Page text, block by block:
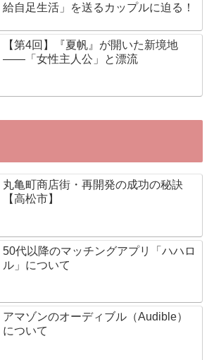
給自足生活」を送るカップルに迫る！
【第4回】『夏帆』が開いた新境地
——「女性主人公」と漂流
丸亀町商店街・再開発の成功の秘訣
【高松市】
50代以降のマッチングアプリ「ハハロ
ル」について
アマゾンのオーディブル（Audible）
について